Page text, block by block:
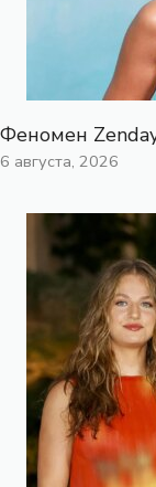
Феномен
6 августа, 2026